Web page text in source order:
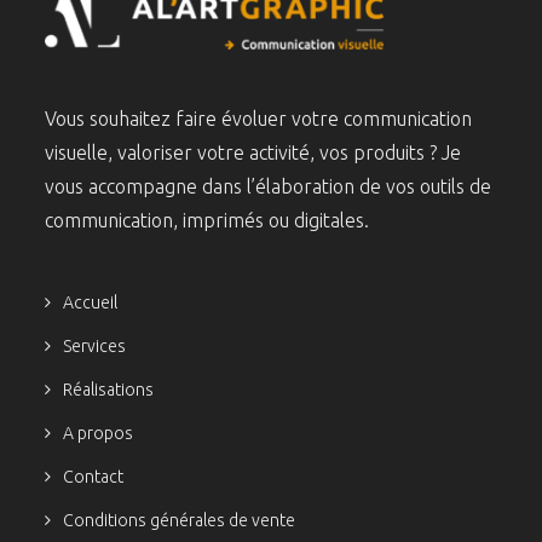
Vous souhaitez faire évoluer votre communication
visuelle, valoriser votre activité, vos produits ? Je
vous accompagne dans l’élaboration de vos outils de
communication, imprimés ou digitales.
Accueil
Services
Réalisations
A propos
Contact
Conditions générales de vente